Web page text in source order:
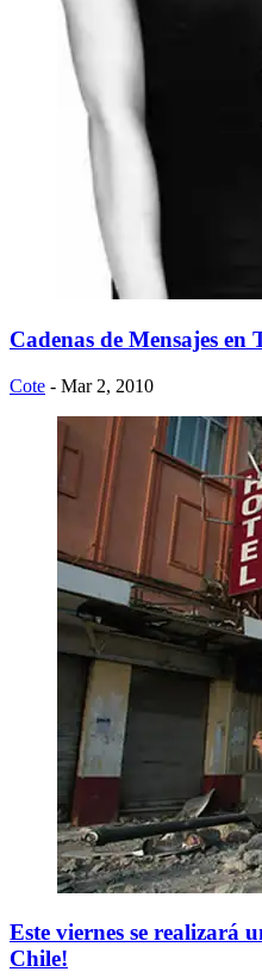
Cadenas de Mensajes en
Cote - Mar 2, 2010
Este viernes se realizará
Chile!